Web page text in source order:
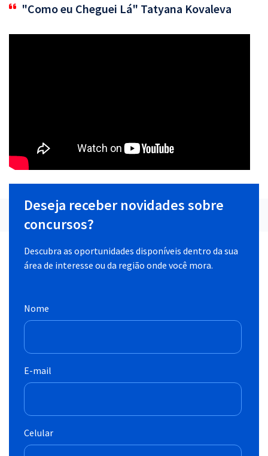
"Como eu Cheguei Lá" Tatyana Kovaleva
Deseja receber novidades sobre
concursos?
Descubra as oportunidades disponíveis dentro da sua
área de interesse ou da região onde você mora.
Nome
E-mail
Celular